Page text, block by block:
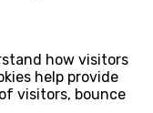
how visitors
help provide
visitors, bounce